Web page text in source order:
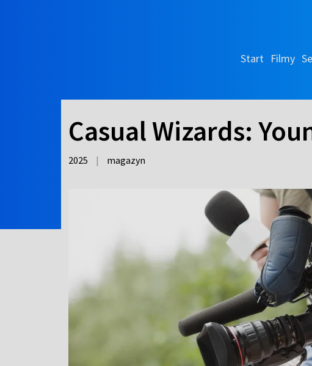
Start Filmy
Casual Wizards:
2025 | magazyn